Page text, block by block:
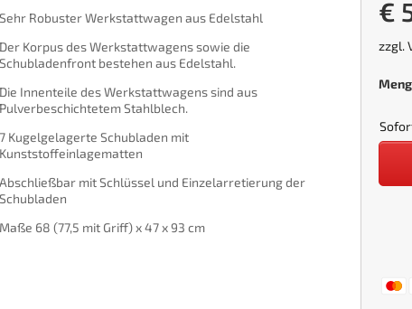
Sehr Robuster Werkstattwagen aus Edelstahl
Der Korpus des Werkstattwagens sowie die
Schubladenfront bestehen aus Edelstahl.
Die Innenteile des Werkstattwagens sind aus
Pulverbeschichtetem Stahlblech.
7 Kugelgelagerte Schubladen mit
Kunststoffeinlagematten
Abschließbar mit Schlüssel und Einzelarretierung der
Schubladen
Maße 68 (77,5 mit Griff) x 47 x 93 cm
€
zzgl.